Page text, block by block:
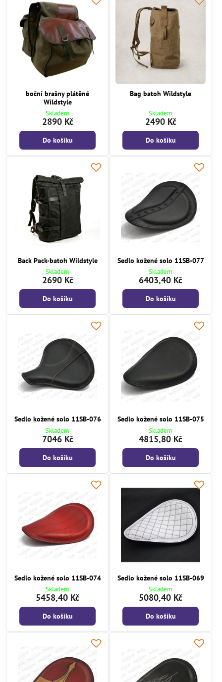
boční brašny plátěné
Wildstyle
Skladem
2890 Kč
Do košíku
Bag batoh Wildstyle
Skladem
2490 Kč
Do košíku
Back Pack-batoh Wildstyle
Skladem
2690 Kč
Do košíku
Sedlo kožené solo 11SB-077
Skladem
6403,40 Kč
Do košíku
Sedlo kožené solo 11SB-076
Skladem
7046 Kč
Do košíku
Sedlo kožené solo 11SB-075
Skladem
4815,80 Kč
Do košíku
Sedlo kožené solo 11SB-074
Skladem
5458,40 Kč
Do košíku
Sedlo kožené solo 11SB-069
Skladem
5080,40 Kč
Do košíku